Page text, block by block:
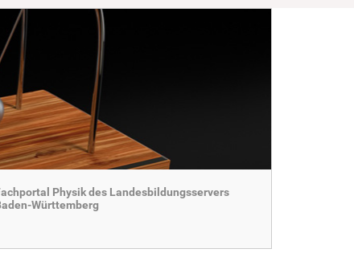
Physik des Landesbildungsservers
Württemberg